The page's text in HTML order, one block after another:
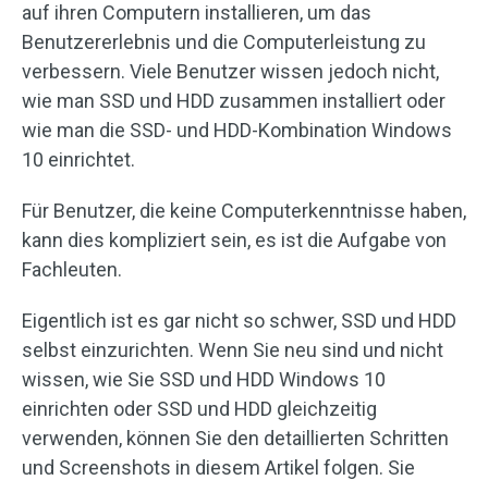
auf ihren Computern installieren, um das
Benutzererlebnis und die Computerleistung zu
verbessern. Viele Benutzer wissen jedoch nicht,
wie man SSD und HDD zusammen installiert oder
wie man die SSD- und HDD-Kombination Windows
10 einrichtet.
Für Benutzer, die keine Computerkenntnisse haben,
kann dies kompliziert sein, es ist die Aufgabe von
Fachleuten.
Eigentlich ist es gar nicht so schwer, SSD und HDD
selbst einzurichten. Wenn Sie neu sind und nicht
wissen, wie Sie SSD und HDD Windows 10
einrichten oder SSD und HDD gleichzeitig
verwenden, können Sie den detaillierten Schritten
und Screenshots in diesem Artikel folgen. Sie